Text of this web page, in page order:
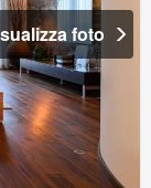
foto